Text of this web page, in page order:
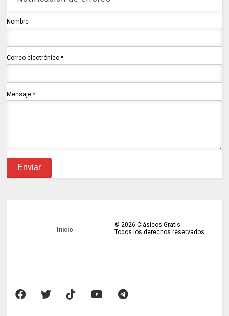
Nombre
Correo electrónico*
Mensaje*
Inicio
© 2026 Clásicos Gratis
Todos los derechos reservados.